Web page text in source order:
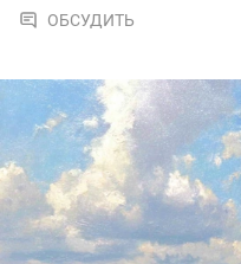
ОБСУДИТЬ